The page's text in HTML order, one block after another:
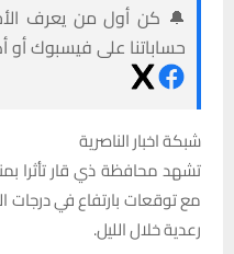
🔔 كن أول من يعرف
حساباتنا على فيسبوك
شبكة اخبار الناصرية
تشهد محافظة ذي قار تأثرا
مع توقعات بارتفاع في درجات
رعدية خلال الليل.